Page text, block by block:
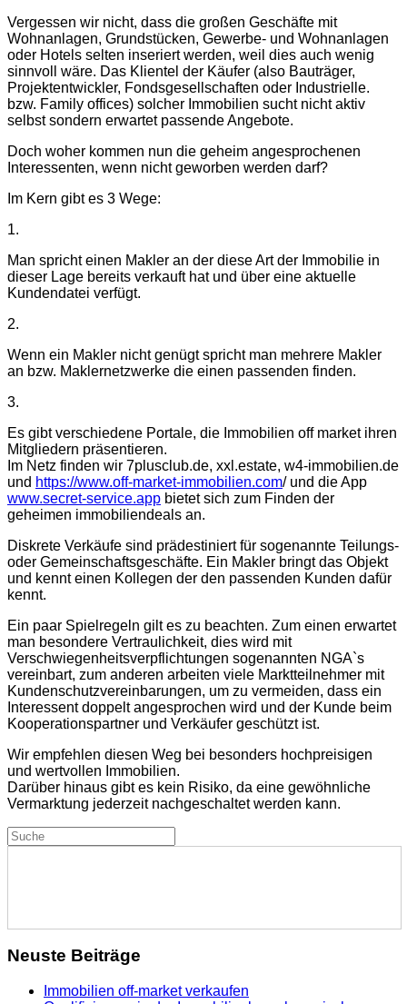
Vergessen wir nicht, dass die großen Geschäfte mit
Wohnanlagen, Grundstücken, Gewerbe- und Wohnanlagen
oder Hotels selten inseriert werden, weil dies auch wenig
sinnvoll wäre. Das Klientel der Käufer (also Bauträger,
Projektentwickler, Fondsgesellschaften oder Industrielle.
bzw. Family offices) solcher Immobilien sucht nicht aktiv
selbst sondern erwartet passende Angebote.
Doch woher kommen nun die geheim angesprochenen
Interessenten, wenn nicht geworben werden darf?
Im Kern gibt es 3 Wege:
1.
Man spricht einen Makler an der diese Art der Immobilie in
dieser Lage bereits verkauft hat und über eine aktuelle
Kundendatei verfügt.
2.
Wenn ein Makler nicht genügt spricht man mehrere Makler
an bzw. Maklernetzwerke die einen passenden finden.
3.
Es gibt verschiedene Portale, die Immobilien off market ihren
Mitgliedern präsentieren.
Im Netz finden wir 7plusclub.de, xxl.estate, w4-immobilien.de
und https://www.off-market-immobilien.com/ und die App
www.secret-service.app bietet sich zum Finden der
geheimen immobiliendeals an.
Diskrete Verkäufe sind prädestiniert für sogenannte Teilungs-
oder Gemeinschaftsgeschäfte. Ein Makler bringt das Objekt
und kennt einen Kollegen der den passenden Kunden dafür
kennt.
Ein paar Spielregeln gilt es zu beachten. Zum einen erwartet
man besondere Vertraulichkeit, dies wird mit
Verschwiegenheitsverpflichtungen sogenannten NGA`s
vereinbart, zum anderen arbeiten viele Marktteilnehmer mit
Kundenschutzvereinbarungen, um zu vermeiden, dass ein
Interessentdoppelt angesprochen wird und der Kunde beim
Kooperationspartner und Verkäufer geschützt ist.
Wir empfehlen diesen Weg bei besonders hochpreisigen
und wertvollen Immobilien.
Darüber hinaus gibt es kein Risiko, da eine gewöhnliche
Vermarktung jederzeit nachgeschaltet werden kann.
Neuste Beiträge
Immobilien off-market verkaufen